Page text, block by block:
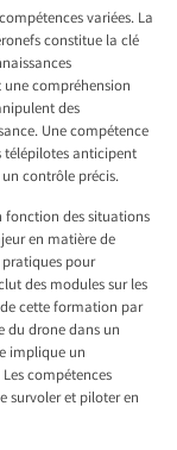
variées. La
constitue la clé
compréhension
des
Une compétence
télépilotes anticipent
contrôle précis.
fonction des situations
en matière de
pour
des modules sur les
cette formation par
du drone dans un
implique un
compétences
survoler et piloter en